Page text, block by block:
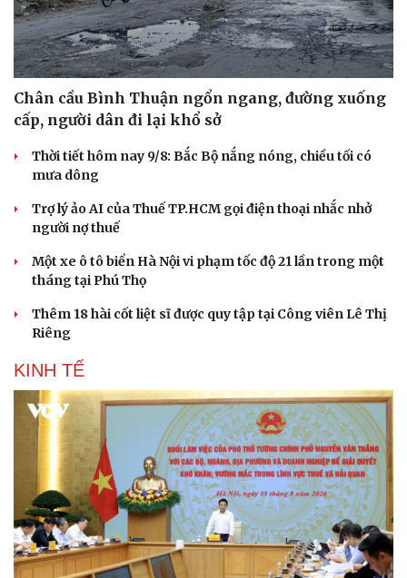
Chân cầu Bình Thuận ngổn ngang, đường xuống
cấp, người dân đi lại khổ sở
Thời tiết hôm nay 9/8: Bắc Bộ nắng nóng, chiều tối có
mưa dông
Trợ lý ảo AI của Thuế TP.HCM gọi điện thoại nhắc nhở
người nợ thuế
Một xe ô tô biển Hà Nội vi phạm tốc độ 21 lần trong một
tháng tại Phú Thọ
Thêm 18 hài cốt liệt sĩ được quy tập tại Công viên Lê Thị
Riêng
KINH TẾ